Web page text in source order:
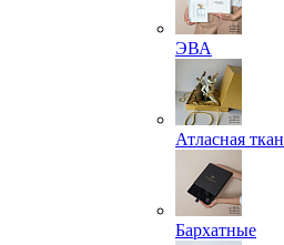
ЭВА
Атласная
Бархатные